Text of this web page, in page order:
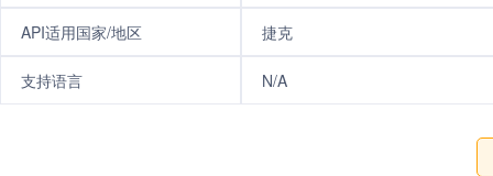
API适用国家/地区 捷克
支持语言 N/A